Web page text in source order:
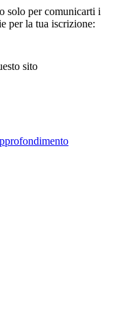
solo per comunicarti i
per la tua iscrizione:
sito